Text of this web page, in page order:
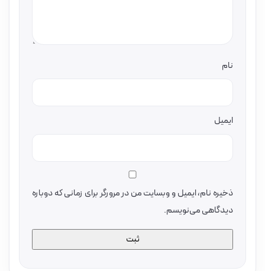
نام
ایمیل
ذخیره نام، ایمیل و وبسایت من در مرورگر برای زمانی که دوباره
دیدگاهی می‌نویسم.